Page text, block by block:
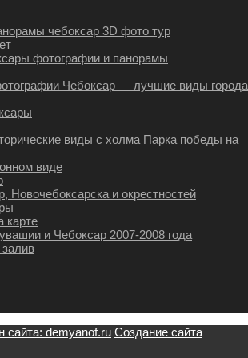
чебоксар 3D фото тур
фотографии и панорамы
Чебоксар — лучшие виды города
виды с холма Парка победы на
виде
Новочебоксарска и окрестностей
карте
и Чебоксар 2007-2008 года
сайта: demyanof.ru Создание сайта